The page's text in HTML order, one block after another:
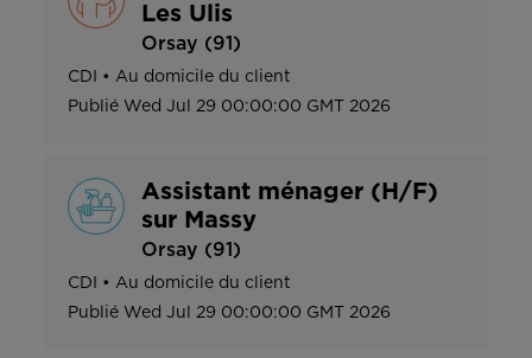
Les Ulis
Orsay (91)
CDI • Au domicile du client
Publié Wed Jul 29 00:00:00 GMT 2026
Assistant ménager (H/F)
sur Massy
Orsay (91)
CDI • Au domicile du client
Publié Wed Jul 29 00:00:00 GMT 2026